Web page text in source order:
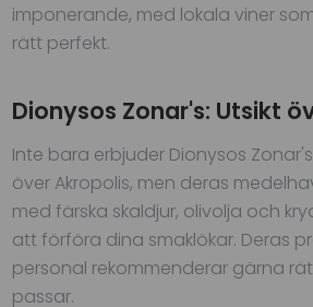
imponerande, med lokala viner
rätt perfekt.
Dionysos Zonar's: Utsikt
Inte bara erbjuder Dionysos
över Akropolis, men deras
med färska skaldjur, olivolja och
att förföra dina smaklökar. Deras
personal rekommenderar gärna
passar.